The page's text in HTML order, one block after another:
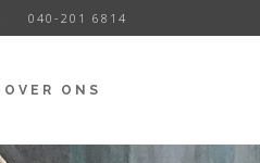
040-201 6814
OVER ONS